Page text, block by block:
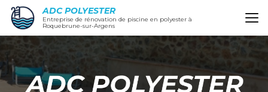
Aller
contenu
principal
ADC POLYESTER
Entreprise de rénovation de piscine en polyester à
Roquebrune-sur-Argens